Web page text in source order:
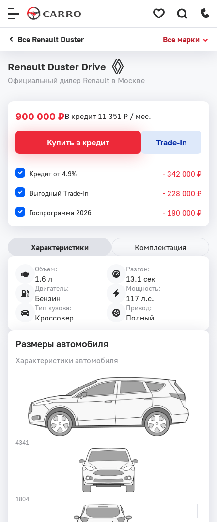
Все Renault Duster Все марки
Renault Duster Drive
Официальный дилер Renault в Москве
1 / 14
900 000 ₽В кредит 11 351 ₽ / мес.
Купить в кредит Trade-In
Кредит от 4.9% - 342 000 ₽
Выгодный Trade-In - 228 000 ₽
Госпрограмма 2026 - 190 000 ₽
Характеристики Комплектация
Объем:
1.6 л
Разгон:
13.1 сек
Двигатель:
Бензин
Мощность:
117 л.с.
Тип кузова:
Кроссовер
Привод:
Полный
Размеры автомобиля
Характеристики автомобиля
4341
1804